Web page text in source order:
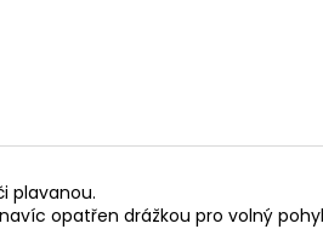
plavanou.
opatřen drážkou pro volný